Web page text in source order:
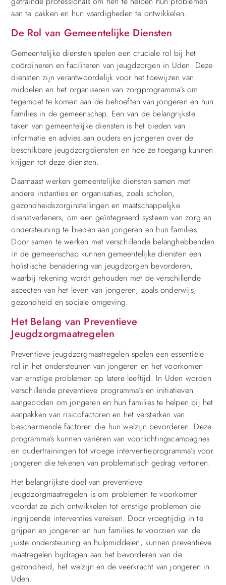
aan te pakken en hun vaardigheden te ontwikkelen.
De Rol van Gemeentelijke Diensten
Gemeentelijke diensten spelen een cruciale rol bij het
coördineren en faciliteren van jeugdzorgen in Uden. Deze
diensten zijn verantwoordelijk voor het toewijzen van
middelen en het organiseren van zorgprogramma’s om
tegemoet te komen aan de behoeften van jongeren en hun
families in de gemeenschap. Een van de belangrijkste
taken van gemeentelijke diensten is het bieden van
informatie en advies aan ouders en jongeren over de
beschikbare jeugdzorgdiensten en hoe ze toegang kunnen
krijgen tot deze diensten.
Daarnaast werken gemeentelijke diensten samen met
andere instanties en organisaties, zoals scholen,
gezondheidszorginstellingen en maatschappelijke
dienstverleners, om een geïntegreerd systeem van zorg en
ondersteuning te bieden aan jongeren en hun families.
Door samen te werken met verschillende belanghebbenden
in de gemeenschap kunnen gemeentelijke diensten een
holistische benadering van jeugdzorgen bevorderen,
waarbij rekening wordt gehouden met de verschillende
aspecten van het leven van jongeren, zoals onderwijs,
gezondheid en sociale omgeving.
Het Belang van Preventieve
Jeugdzorgmaatregelen
Preventieve jeugdzorgmaatregelen spelen een essentiële
rol in het ondersteunen van jongeren en het voorkomen
van ernstige problemen op latere leeftijd. In Uden worden
verschillende preventieve programma’s en initiatieven
aangeboden om jongeren en hun families te helpen bij het
aanpakken van risicofactoren en het versterken van
beschermende factoren die hun welzijn bevorderen. Deze
programma’s kunnen variëren van voorlichtingscampagnes
en oudertrainingen tot vroege interventieprogramma’s voor
jongeren die tekenen van problematisch gedrag vertonen.
Het belangrijkste doel van preventieve
jeugdzorgmaatregelen is om problemen te voorkomen
voordat ze zich ontwikkelen tot ernstige problemen die
ingrijpende interventies vereisen. Door vroegtijdig in te
grijpen en jongeren en hun families te voorzien van de
juiste ondersteuning en hulpmiddelen, kunnen preventieve
maatregelen bijdragen aan het bevorderen van de
gezondheid, het welzijn en de veerkracht van jongeren in
Uden.